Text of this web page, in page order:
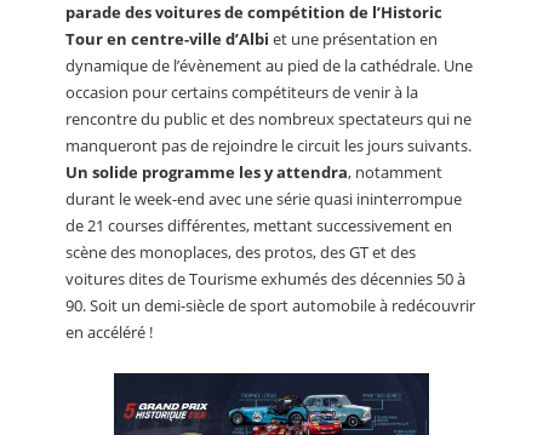
parade des voitures de compétition de l’Historic
Tour en centre-ville d’Albi et une présentation en
dynamique de l’évènement au pied de la cathédrale. Une
occasion pour certains compétiteurs de venir à la
rencontre du public et des nombreux spectateurs qui ne
manqueront pas de rejoindre le circuit les jours suivants.
Un solide programme les y attendra, notamment
durant le week-end avec une série quasi ininterrompue
de 21 courses différentes, mettant successivement en
scène des monoplaces, des protos, des GT et des
voitures dites de Tourisme exhumés des décennies 50 à
90. Soit un demi-siècle de sport automobile à redécouvrir
en accéléré !